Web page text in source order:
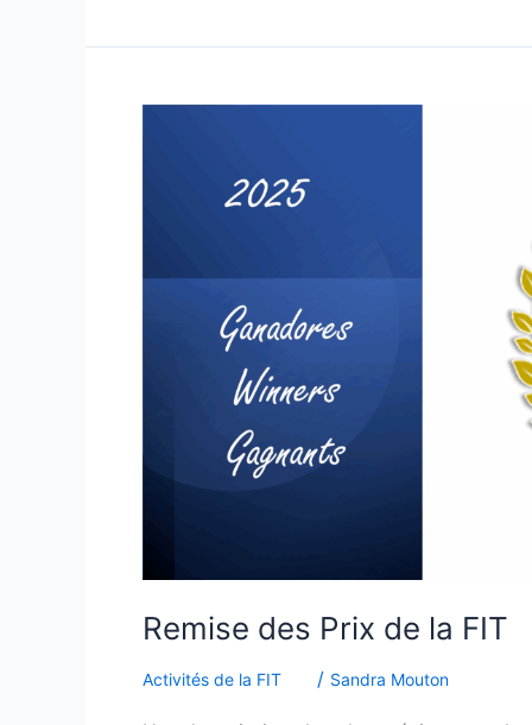
Remise des Prix de la FIT
Activités de la FIT / Sandra Mouton
FIT